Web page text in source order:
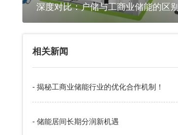
深度对比：户储与工商业储能的区别
相关新闻
- 揭秘工商业储能行业的优化合作机制！
- 储能居间长期分润新机遇